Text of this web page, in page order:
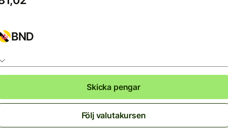
BND
Skicka pengar
Följ valutakursen